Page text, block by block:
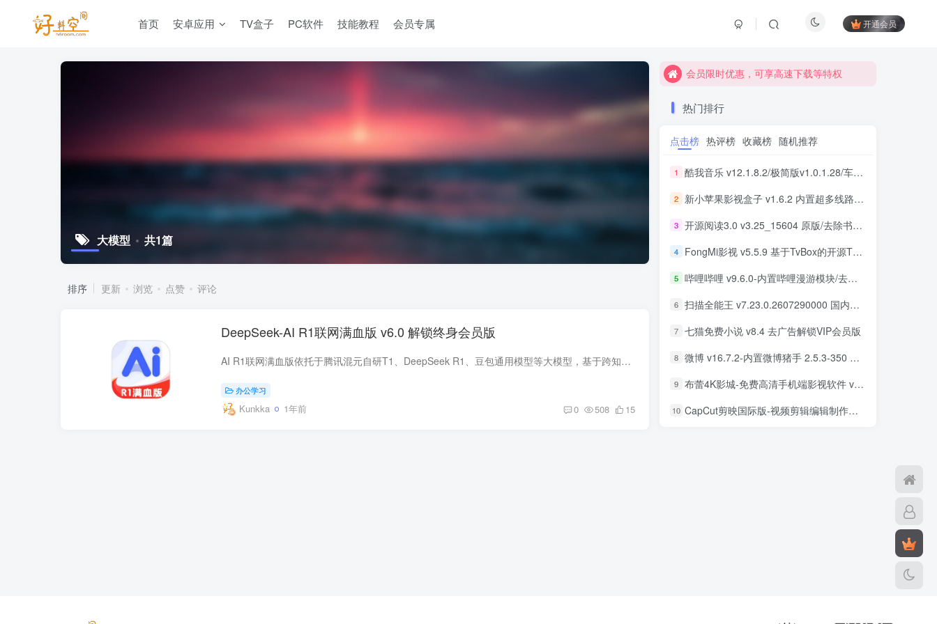
首页 安卓应用 TV盒子 PC软件 技能教程 会员专属 开通会员
大模型 共1篇
排序 更新 浏览 点赞 评论
DeepSeek-AI R1联网满血版 v6.0 解锁终身会员版
AI R1联网满血版依托于腾讯混元自研T1、DeepSeek R1、豆包通用模型等大模型，基于跨知识领域和自然语言理解能力的大模型AI产品。期望通过AI能力帮助用户在逻辑推理、职场办公、知识学习、趣味创...
办公学习
Kunkka 1年前 0 508 15
会员限时优惠，可享高速下载等特权
会员限时优惠，可享高速下载等特权
热门排行
点击榜 热评榜 收藏榜 随机推荐
1 酷我音乐 v12.1.8.2/极简版v1.0.1.28/车机版v7.6.2.21 去广告解锁会员版最新可用版
2 新小苹果影视盒子 v1.6.2 内置超多线路 免捐赠版
3 开源阅读3.0 v3.25_15604 原版/去除书源限制/内置书源版 及 2025.09月书源
4 FongMi影视 v5.5.9 基于TvBox的开源TV盒子&安卓影视播放器
5 哔哩哔哩 v9.6.0-内置哔哩漫游模块/去广告精简优化版
6 扫描全能王 v7.23.0.2607290000 国内版/国际版 解锁本地会员
7 七猫免费小说 v8.4 去广告解锁VIP会员版
8 微博 v16.7.2-内置微博猪手 2.5.3-350 去广告净化模块-支持安卓15
9 布蕾4K影城-免费高清手机端影视软件 v3.5.1 去广告纯净版
10 CapCut剪映国际版-视频剪辑编辑制作工具 v18.8.0 解锁专业版